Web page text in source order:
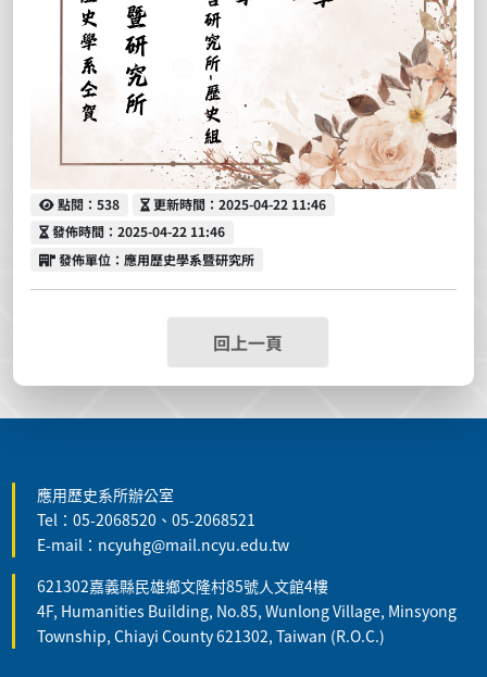
點閱
點閱：538 更新時間
更新時間：2025-04-22 11:46
發佈時間
發佈時間：2025-04-22 11:46
發佈單位
發佈單位：應用歷史學系暨研究所
回上一頁
應用歷史系所辦公室
Tel：05-2068520、05-2068521
E-mail：ncyuhg@mail.ncyu.edu.tw
621302嘉義縣民雄鄉文隆村85號人文館4樓
4F, Humanities Building, No.85, Wunlong Village, Minsyong
Township, Chiayi County 621302, Taiwan (R.O.C.)